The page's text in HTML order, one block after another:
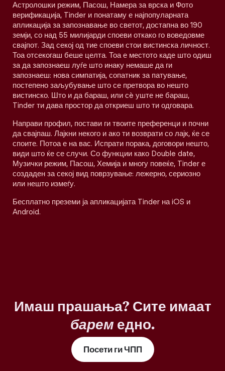
Астролошки режим, Пасош, Намера за врска и Фото
верификација, Tinder и понатаму е најпопуларната
апликација за запознавање во светот, достапна во 190
земји, со над 55 милијарди споеви откако го воведовме
свајпот. Зад секој од тие споеви стои вистинска личност.
Тоа отсекогаш беше целта. Тоа е местото каде што одиш
за да запознаеш луѓе што инаку немаше да ги
запознаеш: нова симпатија, сопатник за патување,
постепено заљубување што се претвора во нешто
вистинско. Што и да бараш, или сè уште не бараш,
Tinder ти дава простор да откриеш што ти одговара.
Направи профил, постави ги твоите преференци и почни
да свајпаш. Лајкни некого и ако ти возврати со лајк, ќе се
споите. Потоа е на вас. Испрати порака, договори нешто,
види што ќе се случи. Со функции како Double date,
Музички режим, Пасош, Хемија и многу повеќе, Tinder е
создаден за секој вид поврзување: лежерно, сериозно
или нешто измеѓу.
Бесплатно преземи ја апликацијата Tinder на iOS и
Android.
Имаш прашања? Сите имаат
барем едно.
Посети ги ЧПП